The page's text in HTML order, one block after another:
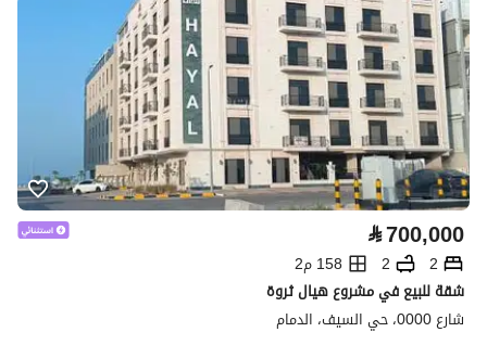
⃁700,000
2
2
158 م2
شقة للبيع في مشروع هيال ثروة
شارع 0000، حي السيف، الدمام